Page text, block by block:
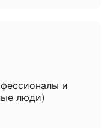
и
люди)